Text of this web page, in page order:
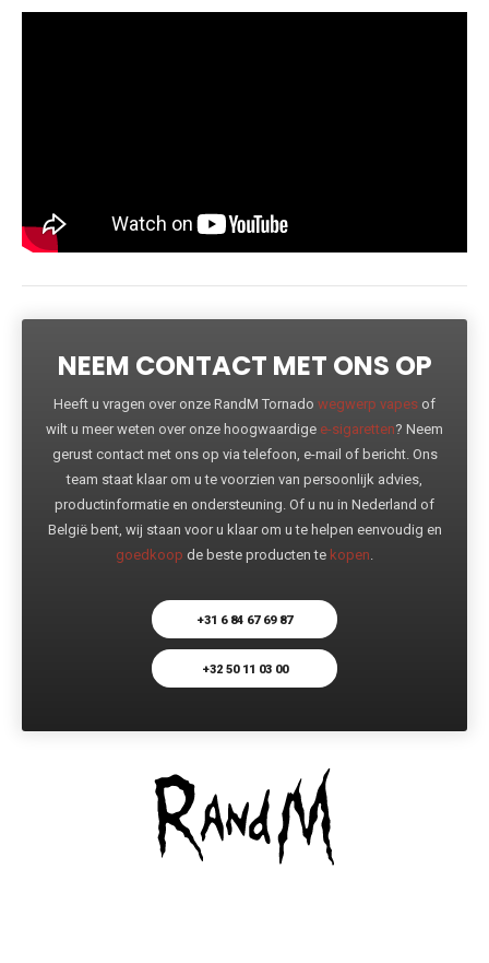
NEEM CONTACT MET ONS OP
Heeft u vragen over onze RandM Tornado wegwerp vapes of
wilt u meer weten over onze hoogwaardige e-sigaretten? Neem
gerust contact met ons op via telefoon, e-mail of bericht. Ons
team staat klaar om u te voorzien van persoonlijk advies,
productinformatie en ondersteuning. Of u nu in Nederland of
België bent, wij staan voor u klaar om u te helpen eenvoudig en
goedkoop de beste producten te kopen.
+31 6 84 67 69 87
+32 50 11 03 00